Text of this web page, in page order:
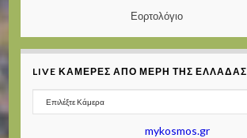
Εορτολόγιο
LIVE ΚΆΜΕΡΕΣ ΑΠΌ ΜΈΡΗ ΤΗΣ ΕΛΛΆΔΑΣ
mykosmos.gr